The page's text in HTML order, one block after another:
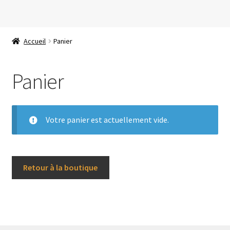
la
contenu
Accueil Panier
Panier
Votre panier est actuellement vide.
Retour à la boutique